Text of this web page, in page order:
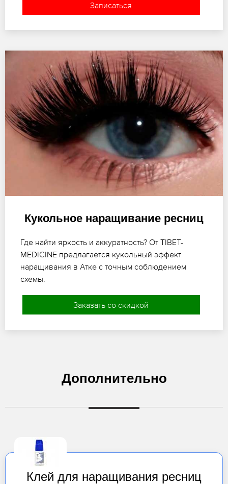
Записаться
Кукольное наращивание ресниц
Где найти яркость и аккуратность? От TIBET-
MEDICINE предлагается кукольный эффект
наращивания в Атке с точным соблюдением
схемы.
Заказать со скидкой
Дополнительно
Клей для наращивания ресниц